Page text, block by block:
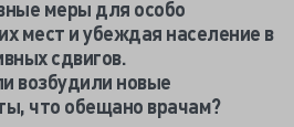
меры для особо
мест и убеждая население в
сдвигов.
возбудили новые
что обещано врачам?